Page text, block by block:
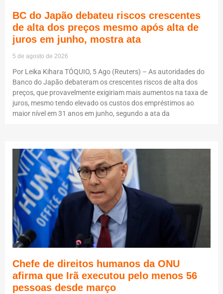
BC do Japão debateu riscos crescentes
de alta dos preços mesmo após alta de
juros em junho, mostra ata
5 de agosto de 2026
Por Leika Kihara TÓQUIO, 5 Ago (Reuters) – As autoridades do
Banco do Japão debateram os crescentes riscos de alta dos
preços, que provavelmente exigiriam mais aumentos na taxa de
juros, mesmo tendo elevado os custos dos empréstimos ao
maior nível em 31 anos em junho, segundo a ata da
Chefe de direitos humanos da ONU
afirma que Irã executou pelo menos 56
pessoas desde março